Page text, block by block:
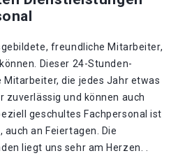
freundliche Mitarbeiter,
Dieser 24-Stunden-
die jedes Jahr etwas
zuverlässig und können auch
geschultes Fachpersonal ist
an Feiertagen. Die
liegt uns sehr am Herzen. .